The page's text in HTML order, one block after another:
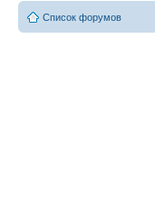
Список форумов